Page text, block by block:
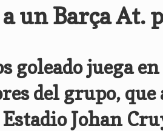
un Barça At.
goleado juega
del grupo,
Estadio Johan